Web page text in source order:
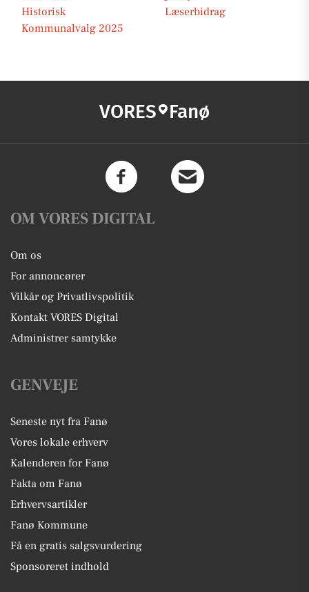
Historisk
Læserbidrag
Kommunalvalg 2025
VORES Fanø
OM VORES DIGITAL
Om os
For annoncører
Vilkår og Privatlivspolitik
Kontakt VORES Digital
Administrer samtykke
GENVEJE
Seneste nyt fra Fanø
Vores lokale erhverv
Kalenderen for Fanø
Fakta om Fanø
Erhvervsartikler
Fanø Kommune
Få en gratis salgsvurdering
Sponsoreret indhold